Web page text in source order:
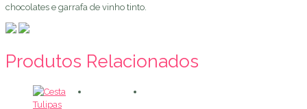
chocolates e garrafa de vinho tinto.
Produtos Relacionados